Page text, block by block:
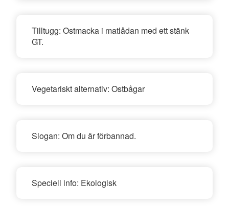
Tilltugg: Ostmacka i matlådan med ett stänk
GT.
Vegetariskt alternativ: Ostbågar
Slogan: Om du är förbannad.
Speciell info: Ekologisk